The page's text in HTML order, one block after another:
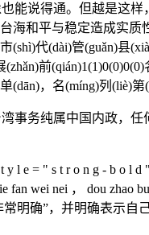
得通。但越是这样，
海和平与稳定造成实
代(dài)管(guǎn)县
前
(dān)，名(míng)列(liè)第
纯属中国内政，任何
" s t r o n g - b o l d "
wei nei ， dou zhao
确”，并明确表示自